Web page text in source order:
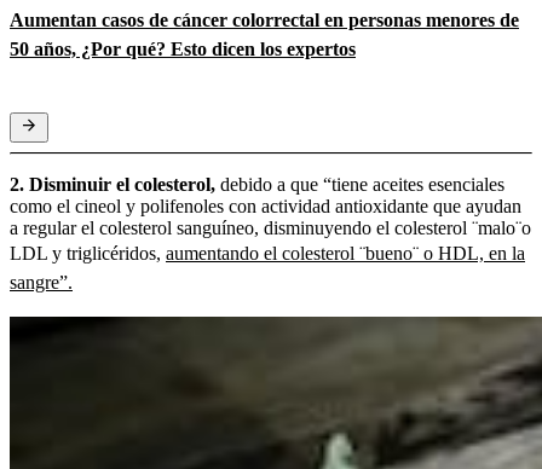
Aumentan casos de cáncer colorrectal en personas menores de
50 años, ¿Por qué? Esto dicen los expertos
2. Disminuir el colesterol, debido a que “tiene aceites esenciales
como el cineol y polifenoles con actividad antioxidante que ayudan
a regular el colesterol sanguíneo, disminuyendo el colesterol ¨malo¨o
LDL y triglicéridos, aumentando el colesterol ¨bueno¨ o HDL, en la
sangre”.